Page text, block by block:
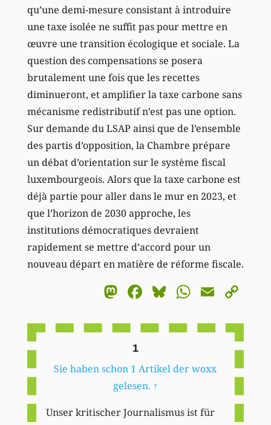
qu’une demi-mesure consistant à introduire
une taxe isolée ne suffit pas pour mettre en
œuvre une transition écologique et sociale. La
question des compensations se posera
brutalement une fois que les recettes
diminueront, et amplifier la taxe carbone sans
mécanisme redistributif n’est pas une option.
Sur demande du LSAP ainsi que de l’ensemble
des partis d’opposition, la Chambre prépare
un débat d’orientation sur le système fiscal
luxembourgeois. Alors que la taxe carbone est
déjà partie pour aller dans le mur en 2023, et
que l’horizon de 2030 approche, les
institutions démocratiques devraient
rapidement se mettre d’accord pour un
nouveau départ en matière de réforme fiscale.
Mastodon
Facebook
BlueskyEmail
1
Sie haben schon 1 Artikel der woxx
gelesen. ↑
Unser kritischer Journalismus ist für